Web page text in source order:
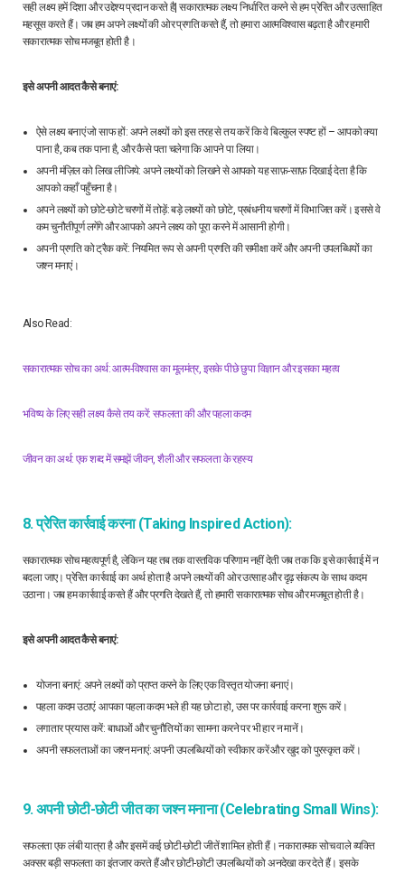
सही लक्ष्य हमें दिशा और उद्देश्य प्रदान करते है| सकारात्मक लक्ष्य निर्धारित करने से हम प्रेरित और उत्साहित
महसूस करते हैं। जब हम अपने लक्ष्यों की ओर प्रगति करते हैं, तो हमारा आत्मविश्वास बढ़ता है और हमारी
सकारात्मक सोच मजबूत होती है।
इसे अपनी आदत कैसे बनाएं:
ऐसे लक्ष्य बनाएं जो साफ हों: अपने लक्ष्यों को इस तरह से तय करें कि वे बिल्कुल स्पष्ट हों – आपको क्या
पाना है, कब तक पाना है, और कैसे पता चलेगा कि आपने पा लिया।
अपनी मंज़िल को लिख लीजिये: अपने लक्ष्यों को लिखने से आपको यह साफ़-साफ़ दिखाई देता है कि
आपको कहाँ पहुँचना है।
अपने लक्ष्यों को छोटे-छोटे चरणों में तोड़ें: बड़े लक्ष्यों को छोटे, प्रबंधनीय चरणों में विभाजित करें। इससे वे
कम चुनौतीपूर्ण लगेंगे और आपको अपने लक्ष्य को पूरा करने में आसानी होगी।
अपनी प्रगति को ट्रैक करें: नियमित रूप से अपनी प्रगति की समीक्षा करें और अपनी उपलब्धियों का
जश्न मनाएं।
Also Read:
सकारात्मक सोच का अर्थ: आत्म-विश्वास का मूलमंत्र, इसके पीछे छुपा विज्ञान और इसका महत्व
भविष्य के लिए सही लक्ष्य कैसे तय करें: सफलता की और पहला कदम
जीवन का अर्थ: एक शब्द में समझें जीवन, शैली और सफलता के रहस्य
8. प्रेरित कार्रवाई करना (Taking Inspired Action):
सकारात्मक सोच महत्वपूर्ण है, लेकिन यह तब तक वास्तविक परिणाम नहीं देती जब तक कि इसे कार्रवाई में न
बदला जाए। प्रेरित कार्रवाई का अर्थ होता है अपने लक्ष्यों की ओर उत्साह और दृढ़ संकल्प के साथ कदम
उठाना। जब हम कार्रवाई करते हैं और प्रगति देखते हैं, तो हमारी सकारात्मक सोच और मजबूत होती है।
इसे अपनी आदत कैसे बनाएं:
योजना बनाएं: अपने लक्ष्यों को प्राप्त करने के लिए एक विस्तृत योजना बनाएं।
पहला कदम उठाएं: आपका पहला कदम भले ही यह छोटा हो, उस पर कार्रवाई करना शुरू करें।
लगातार प्रयास करें: बाधाओं और चुनौतियों का सामना करने पर भी हार न मानें।
अपनी सफलताओं का जश्न मनाएं: अपनी उपलब्धियों को स्वीकार करें और खुद को पुरस्कृत करें।
9. अपनी छोटी-छोटी जीत का जश्न मनाना (Celebrating Small Wins):
सफलता एक लंबी यात्रा है और इसमें कई छोटी-छोटी जीतें शामिल होती हैं। नकारात्मक सोच वाले व्यक्ति
अक्सर बड़ी सफलता का इंतजार करते हैं और छोटी-छोटी उपलब्धियों को अनदेखा कर देते हैं। इसके